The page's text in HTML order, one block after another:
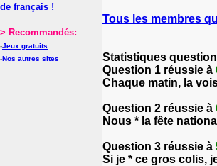
de français !
> Recommandés:
-Jeux gratuits
-Nos autres sites
Tous les membres
Statistiques
Question 1 réussie à
Chaque matin, la
Question 2 réussie à
Nous * la fête
Question 3 réussie à
Si je * ce gros colis,